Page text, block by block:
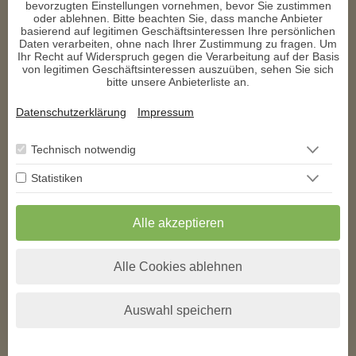
Danke dir liebe Annette für deine liebesvolle Beratung
m****schrieb am 06.10.2025
echt wertvoll-man geht gestärkt und mit Vertrauen daraus
hervor ⭐  ⭐  ⭐  ⭐  ⭐ -weil man Dir vertrauen kann 💖 1000 Dank
1 2 3 4 5 6 > >>
AstroGroup-Portalen
* Alle angegebenen Preise verstehen sich inkl. der jeweils gültigen Umsatzsteuer
Festnetz*
Mobilfunk*
bevorzugten Einstellungen vornehmen, bevor Sie zustimmen
oder ablehnen. Bitte beachten Sie, dass manche Anbieter
basierend auf legitimen Geschäftsinteressen Ihre persönlichen
Daten verarbeiten, ohne nach Ihrer Zustimmung zu fragen. Um
Ihr Recht auf Widerspruch gegen die Verarbeitung auf der Basis
von legitimen Geschäftsinteressen auszuüben, sehen Sie sich
bitte unsere Anbieterliste an.
Datenschutzerklärung Impressum
Technisch notwendig
Statistiken
Alle akzeptieren
Alle Cookies ablehnen
Auswahl speichern